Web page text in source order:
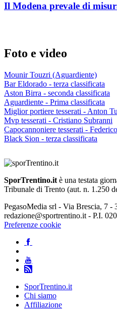
Il Modena prevale di
Foto e video
Mounir Touzri (Aguardiente)
Bar Eldorado - terza classificata
Aston Birra - seconda classificata
Aguardiente - Prima classificata
Miglior portiere tesserati - Anton
Mvp tesserati - Cristiano Subranni
Capocannoniere tesserati -
Black Sion - terza classificata
SporTrentino.it è una testata
Tribunale di Trento (aut. n. 1.250
PegasoMedia srl - Via Brescia, 7 -
redazione@sportrentino.it - P.I.
Preferenze cookie
SporTrentino.it
Chi siamo
Affiliazione